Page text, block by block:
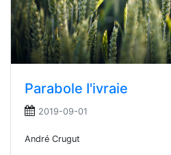
Parabole I'ivraie
2019-09-01
André Crugut